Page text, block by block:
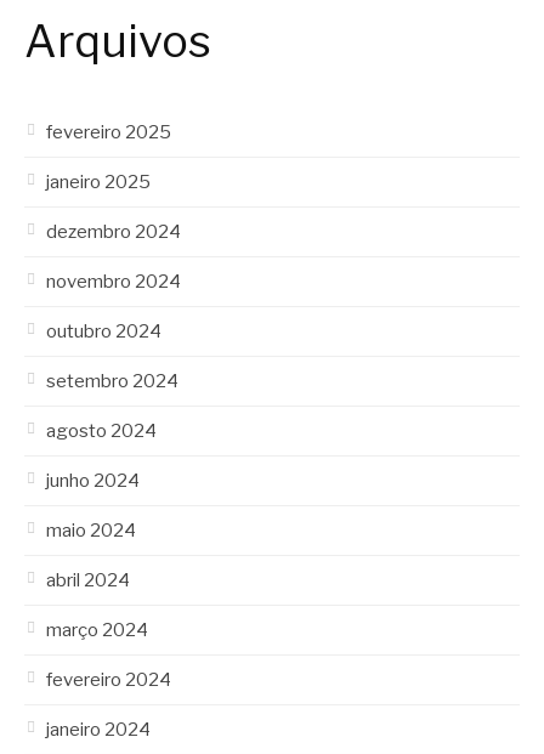
Arquivos
fevereiro 2025
janeiro 2025
dezembro 2024
novembro 2024
outubro 2024
setembro 2024
agosto 2024
junho 2024
maio 2024
abril 2024
março 2024
fevereiro 2024
janeiro 2024